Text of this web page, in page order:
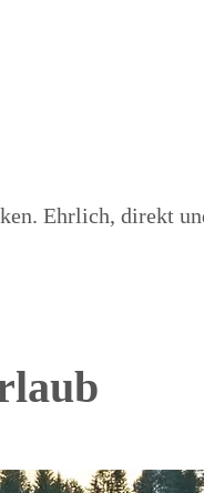
Ehrlich, direkt